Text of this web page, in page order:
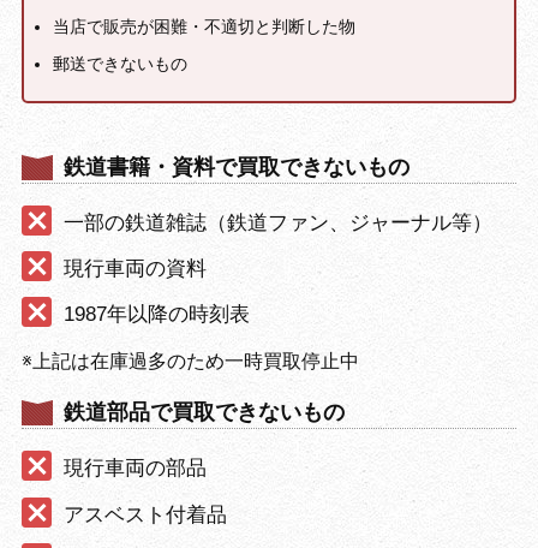
当店で販売が困難・不適切と判断した物
郵送できないもの
鉄道書籍・資料で買取できないもの
一部の鉄道雑誌（鉄道ファン、ジャーナル等）
現行車両の資料
1987年以降の時刻表
※上記は在庫過多のため一時買取停止中
鉄道部品で買取できないもの
現行車両の部品
アスベスト付着品